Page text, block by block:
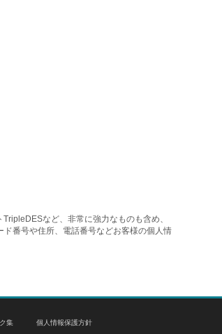
など、非常に強力なものも含め、
番号や住所、電話番号などお客様の個人情
集 個人情報保護方針